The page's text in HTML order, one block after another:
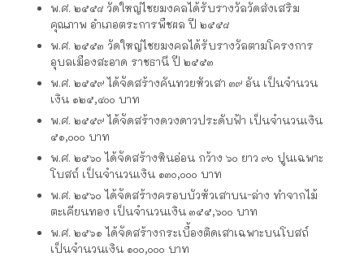
พ.ศ. ๒๕๕๘ วัดใหญ่ไชยมงคลได้รับรางวัลวัดส่งเสริม
คุณภาพ อำเภอตระการพืชผล ปี ๒๕๕๘
พ.ศ. ๒๕๕๓ วัดใหญ่ไชยมงคลได้รับรางวัลตามโครงการ
อุบลเมืองสะอาด ราชธานี ปี ๒๕๕๓
พ.ศ. ๒๕๕๙ ได้จัดสร้างคันทวยหัวเสา ๓๙ อัน เป็นจำนวน
เงิน ๑๒๕,๔๐๐ บาท
พ.ศ. ๒๕๕๙ ได้จัดสร้างดวงดาวประดับฟ้า เป็นจำนวนเงิน
๕๑,๐๐๐ บาท
พ.ศ. ๒๕๖๐ ได้จัดสร้างหินอ่อน กว้าง ๖๐ ยาว ๙๐ ปูนเฉพาะ
โบสถ์ เป็นจำนวนเงิน ๑๓๐,๐๐๐ บาท
พ.ศ. ๒๕๖๐ ได้จัดสร้างครอบบัวหัวเสาบน-ล่าง ทำจากไม้
ตะเคียนทอง เป็นจำนวนเงิน ๓๕๕,๖๐๐ บาท
พ.ศ. ๒๕๖๑ ได้จัดสร้างกระเบื้องติดเสาเฉพาะบนโบสถ์
เป็นจำนวนเงิน ๑๐๐,๐๐๐ บาท